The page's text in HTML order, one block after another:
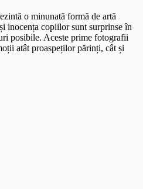
o minunată formă de artă
inocența copiilor sunt surprinse în
posibile. Aceste prime fotografii
atât proaspeților părinți, cât și